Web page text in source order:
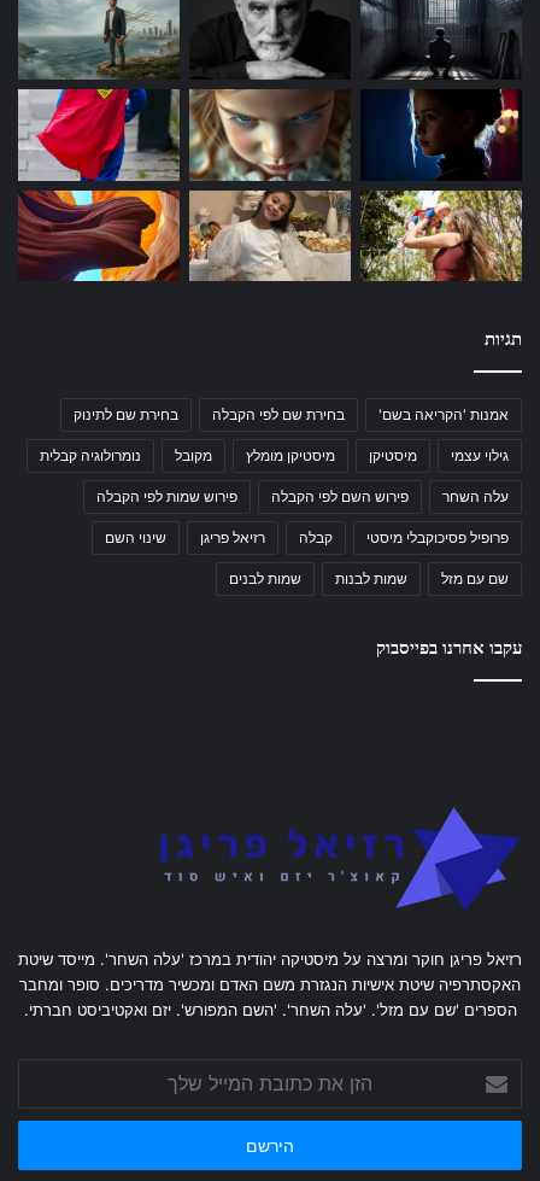
תגיות
אמנות 'הקריאה בשם' בחירת שם לפי הקבלה בחירת שם לתינוק
גילוי עצמי מיסטיקן מיסטיקן מומלץ מקובל נומרולוגיה קבלית
עלה השחר פירוש השם לפי הקבלה פירוש שמות לפי הקבלה
פרופיל פסיכוקבלי מיסטי קבלה רזיאל פריגן שינוי השם
שם עם מזל שמות לבנות שמות לבנים
עקבו אחרנו בפייסבוק
רזיאל פריגן חוקר ומרצה על מיסטיקה יהודית במרכז 'עלה השחר'. מייסד שיטת
האקסתרפיה שיטת אישיות הנגזרת משם האדם ומכשיר מדריכים. סופר ומחבר
הספרים 'שם עם מזל'. 'עלה השחר'. 'השם המפורש'. יזם ואקטיביסט חברתי.
את
כתובת
שלך